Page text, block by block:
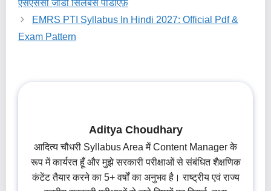
एसएससी जीडी सिलेबस पीडीऍफ़
EMRS PTI Syllabus In Hindi 2027: Official Pdf &
Exam Pattern
Aditya Choudhary
आदित्य चौधरी Syllabus Area में Content Manager के
रूप में कार्यरत हूँ और मुझे सरकारी परीक्षाओं से संबंधित शैक्षणिक
कंटेंट तैयार करने का 5+ वर्षों का अनुभव है। राष्ट्रीय एवं राज्य